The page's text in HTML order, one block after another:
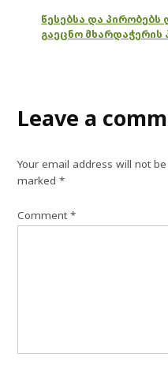
წესებსა და
გაეცნო
Leave a
Your email address will not
marked*
Comment*